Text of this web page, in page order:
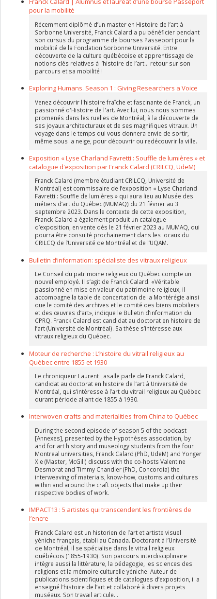
pour la mobilité
Récemment diplômé d’un master en Histoire de l’art à
Sorbonne Université, Franck Calard a pu bénéficier pendant
son cursus du programme de bourses Passeport pour la
mobilité de la Fondation Sorbonne Université. Entre
découverte de la culture québécoise et apprentissage de
notions clés relatives à l’histoire de l’art… retour sur son
parcours et sa mobilité !
Exploring Humans. Season 1 : Giving Researchers a Voice
Venez découvrir l'histoire fraîche et fascinante de Franck, un
passionné d'Histoire de l'art. Avec lui, nous nous sommes
promenés dans les ruelles de Montréal, à la découverte de
ses joyaux architecturaux et de ses magnifiques vitraux. Un
voyage dans le temps qui vous donnera envie de sortir,
même sous la neige, pour découvrir ou redécouvrir la ville.
Exposition « Lyse Charland Favretti : Souffle de lumières » et
catalogue d'exposition par Franck Calard (CRILCQ, UdeM)
Franck Calard (membre étudiant CRILCQ, Université de
Montréal) est commissaire de l’exposition « Lyse Charland
Favretti : Souffle de lumières » qui aura lieu au Musée des
métiers d’art du Québec (MUMAQ) du 21 février au 3
septembre 2023. Dans le contexte de cette exposition,
Franck Calard a également produit un catalogue
d’exposition, en vente dès le 21 février 2023 au MUMAQ, qui
pourra être consulté prochainement dans les locaux du
CRILCQ de l’Université de Montréal et de l’UQAM.
Bulletin d’information: spécialiste des vitraux religieux
Le Conseil du patrimoine religieux du Québec compte un
nouvel employé. Il s’agit de Franck Calard. «Véritable
passionné en mise en valeur du patrimoine religieux, il
accompagne la table de concertation de la Montérégie ainsi
que le comité des archives et le comité des biens mobiliers
et des œuvres d’art», indique le Bulletin d’information du
CPRQ. Franck Calard est candidat au doctorat en histoire de
l’art (Université de Montréal). Sa thèse s’intéresse aux
vitraux religieux du Québec.
Moteur de recherche : L’histoire du vitrail religieux au
Québec entre 1855 et 1930
Le chroniqueur Laurent Lasalle parle de Franck Calard,
candidat au doctorat en histoire de l’art à Université de
Montréal, qui s’intéresse à l’art du vitrail religieux au Québec
durant période allant de 1855 à 1930.
Interwoven crafts and materialities from China to Québec
During the second episode of season 5 of the podcast
[Annexes], presented by the Hypothèses association, by
and for art history and museology students from the four
Montreal universities, Franck Calard (PhD, UdeM) and Yonger
Xie (Master, McGill) discuss with the co-hosts Valentine
Desmorat and Timmy Chandler (PhD, Concordia) the
interweaving of materials, know-how, customs and cultures
within and around the craft objects that make up their
respective bodies of work.
IMPACT13 : 5 artistes qui transcendent les frontières de
l’encre
Franck Calard est un historien de l’art et artiste visuel
yéniche français, établi au Canada. Doctorant à l’Université
de Montréal, il se spécialise dans le vitrail religieux
québécois (1855-1930). Son parcours interdisciplinaire
intègre aussi la littérature, la pédagogie, les sciences des
religions et la mémoire culturelle yéniche. Auteur de
publications scientifiques et de catalogues d’exposition, il a
enseigné l’histoire de l’art et collaboré à divers projets
muséaux. Son travail articule...